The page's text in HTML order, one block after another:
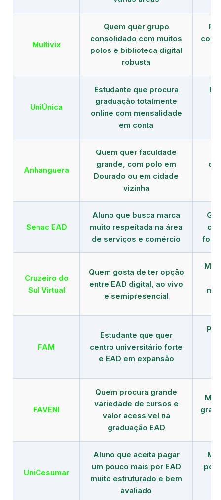
Multivix
Quem quer grupo
consolidado com muitos
polos e biblioteca digital
robusta
com
UniÚnica
Estudante que procura
graduação totalmente
online com mensalidade
em conta
Anhanguera
Quem quer faculdade
grande, com polo em
Dourado ou em cidade
vizinha
Senac EAD
Aluno que busca marca
muito respeitada na área
de serviços e comércio
foco
Cruzeiro do
Sul Virtual
Quem gosta de ter opção
entre EAD digital, ao vivo
e semipresencial
FAM
Estudante que quer
centro universitário forte
e EAD em expansão
FAVENI
Quem procura grande
variedade de cursos e
valor acessível na
graduação EAD
UniCesumar
Aluno que aceita pagar
um pouco mais por EAD
muito estruturado e bem
avaliado